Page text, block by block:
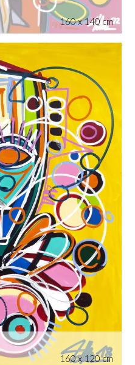
160 x 140 cm
160 x 120 cm